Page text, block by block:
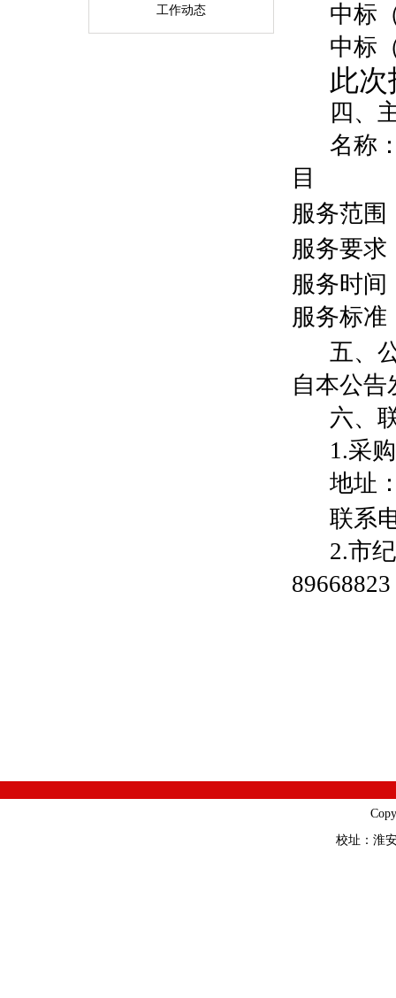
工作动态
中标
中标
此
四、
名称
目
服务范围
服务要求
服务时间
服务标准
五、
自本公告
六、
1.采
地址
联系
2.市
89668823
校址：淮